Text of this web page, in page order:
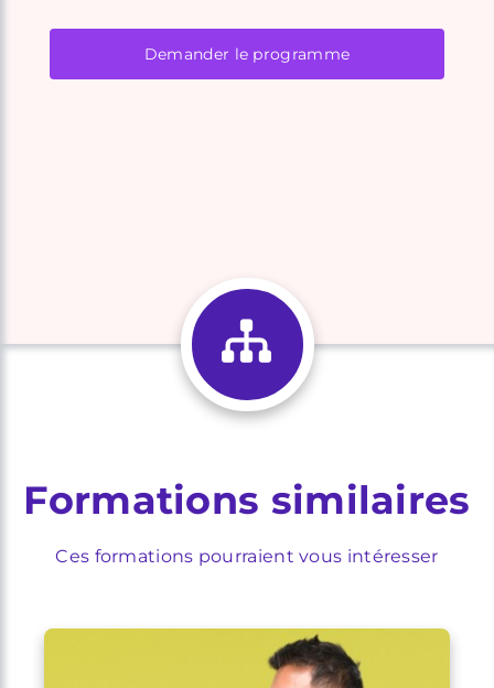
Demander le programme
Formations similaires
Ces formations pourraient vous intéresser